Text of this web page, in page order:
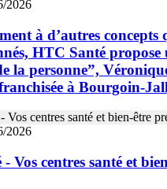
2026
à d’autres concepts
HTC Santé propose
la personne”,
à Bourgoin-
2026
Vos centres santé et